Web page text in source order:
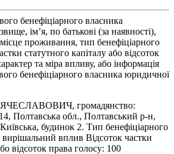
бенефіціарного власника
ім’я, по батькові (за наявності),
проживання, тип бенефіціарного
статутного капіталу або відсоток
та міра впливу, або інформація
бенефіціарного власника юридичної
громадянство:
Полтавська обл., Полтавський р-н,
будинок 2. Тип бенефіціарного
вплив Відсоток частки
відсоток права голосу: 100